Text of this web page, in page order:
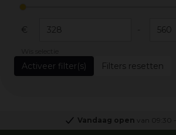
€ -
Filters resetten
Vandaag open van 09:30